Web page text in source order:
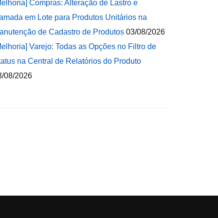
Compras: Alteração de Lastro e
em Lote para Produtos Unitários na
de Cadastro de Produtos 03/08/2026
Varejo: Todas as Opções no Filtro de
na Central de Relatórios do Produto
08/2026